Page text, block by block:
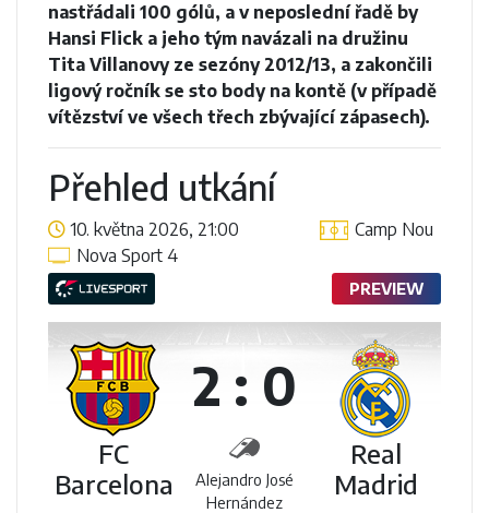
nastřádali 100 gólů, a v neposlední řadě by
Hansi Flick a jeho tým navázali na družinu
Tita Villanovy ze sezóny 2012/13, a zakončili
ligový ročník se sto body na kontě (v případě
vítězství ve všech třech zbývající zápasech).
Přehled utkání
10. května 2026, 21:00
Camp Nou
Nova Sport 4
PREVIEW
FC
Barcelona
2 : 0
Alejandro José
Hernández
Real
Madrid